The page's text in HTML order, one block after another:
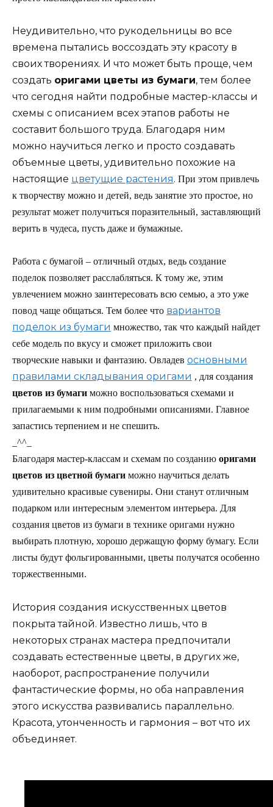
Неудивительно, что рукодельницы во все
времена пытались воссоздать эту красоту в
своих творениях. И что может быть проще, чем
создать оригами цветы из бумаги, тем более
что сегодня найти подробные мастер-классы и
схемы с описанием всех этапов работы не
составит большого труда. Благодаря ним
можно научиться легко и просто создавать
объемные цветы, удивительно похожие на
настоящие цветущие растения. При этом привлечь
к творчеству можно и детей, ведь занятие это простое, но
результат может получиться поразительный, заставляющий
верить в чудеса, пусть даже и бумажные.
Работа с бумагой – отличный отдых, ведь создание
поделок позволяет расслабляться. К тому же, этим
увлечением можно заинтересовать всю семью, а это уже
повод чаще общаться. Тем более что вариантов
поделок из бумаги множество, так что каждый найдет
себе модель по вкусу и сможет приложить свои
творческие навыки и фантазию. Овладев основными
правилами складывания оригами , для создания
цветов из бумаги можно воспользоваться схемами и
прилагаемыми к ним подробными описаниями. Главное
запастись терпением и не спешить.
_^^_
Благодаря мастер-классам и схемам по созданию оригами
цветов из цветной бумаги можно научиться делать
удивительно красивые сувениры. Они станут отличным
подарком или интересным элементом интерьера. Для
создания цветов из бумаги в технике оригами нужно
выбирать плотную, хорошо держащую форму бумагу. Если
листы будут фольгированными, цветы получатся особенно
торжественными.
История создания искусственных цветов
покрыта тайной. Известно лишь, что в
некоторых странах мастера предпочитали
создавать естественные цветы, в других же,
наоборот, распространение получили
фантастические формы, но оба направления
этого искусства развивались параллельно.
Красота, утонченность и гармония – вот что их
объединяет.